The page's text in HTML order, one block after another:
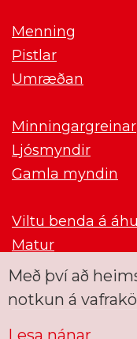
Menning
Pistlar
Umræðan
Minningargreinar
Ljósmyndir
Gamla myndin
Viltu benda á
Matur
Með því að
notkun á
Lesa nánar